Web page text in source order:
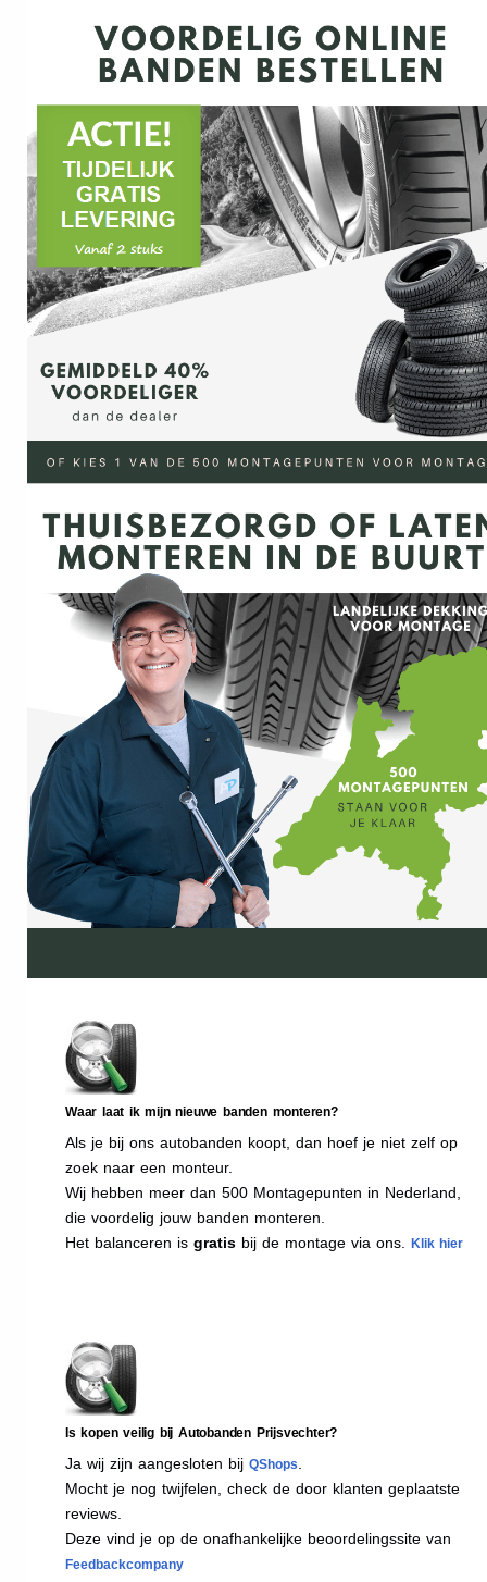
Waar laat ik mijn nieuwe banden monteren?
Als je bij ons autobanden koopt, dan hoef je niet zelf op
zoek naar een monteur.
Wij hebben meer dan 500 Montagepunten in Nederland,
die voordelig jouw banden monteren.
Het balanceren is gratis bij de montage via ons. Klik hier
Is kopen veilig bij Autobanden Prijsvechter?
Ja wij zijn aangesloten bij QShops
Mocht je nog twijfelen, check de door klanten geplaatste
reviews.
Deze vind je op de onafhankelijke beoordelingssite van
Feedbackcompany